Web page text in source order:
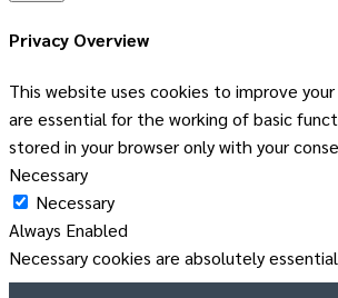
Privacy Overview
This website uses cookies to improve
are essential for the working of basic
stored in your browser only with your
Necessary
Necessary
Always Enabled
Necessary cookies are absolutely